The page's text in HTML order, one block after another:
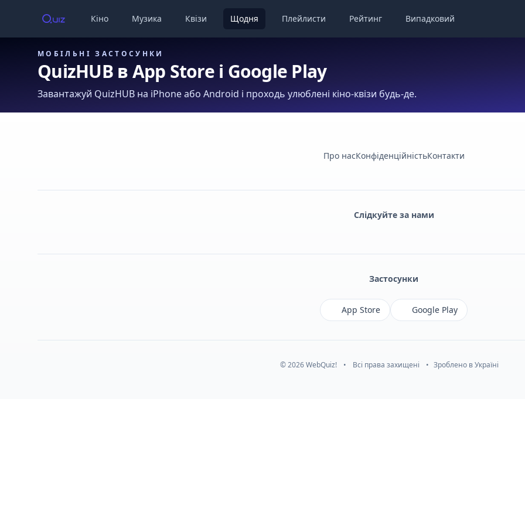
Кіно Музика Квізи Щодня Плейлисти Рейтинг Випадковий
МОБІЛЬНІ ЗАСТОСУНКИ
QuizHUB в App Store і Google Play
Завантажуй QuizHUB на iPhone або Android і проходь улюблені кіно-квізи будь-де.
Про насКонфіденційністьКонтакти
Слідкуйте за нами
Застосунки
App Store Google Play
© 2026 WebQuiz! • Всі права захищені • Зроблено в Україні